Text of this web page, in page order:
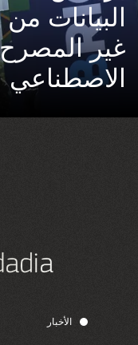
البيانات
غير المصرح
الاصطناعي
الأخبار